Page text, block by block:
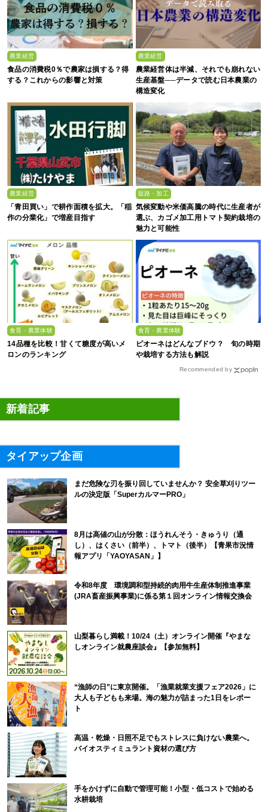
農業経営
食品の消費税0％で農家は損する？得
する？これからの影響と対策
農業経営
農業経営体は半減、それでも崩れない
生産基盤──データで読む日本農業の
構造変化
農業経営
「青田買い」で耕作面積を拡大。「稲
作の分業化」で増産目指す
販路・加工
気候変動や米価高騰の時代に生産者が
選ぶ、カゴメ加工用トマト契約栽培の
魅力と可能性
食育・農業体験
14品種を比較！甘くて糖度が高いメ
ロンのランキング
食育・農業体験
ピオーネはどんなブドウ？ 旬の時期
や栽培する方法も解説
Recommended by
新着記事
タイアップ企画
まだ危険な刃を振り回していませんか？ 安全草刈りツー
ルの決定版「SuperカルマーPRO」
8月は高値の山が分散：ほうれんそう・きゅうり（通
し）、はくさい（前半）、トマト（後半）【青果市況情
報アプリ「YAOYASAN」】
令和8年度 環境調和型持続的肉用牛生産体制推進事業
(JRA畜産振興事業)に係る第１回オンライン情報交換会
山梨暮らし満載！10/24（土）オンライン開催『やまな
しオンライン就農座談会』【参加無料】
“漁師の日”に東京開催。「漁業就業支援フェア2026」に
大人も子どもも来場。海の魅力が詰まった1日をレポー
ト
高温・乾燥・日照不足でもストレスに負けない農業へ。
バイオスティミュラント資材の選び方
手をかけずに自動で管理可能！小型・低コストで始める
水耕栽培